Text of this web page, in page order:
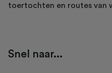
toertochten en routes van
Snel naar...